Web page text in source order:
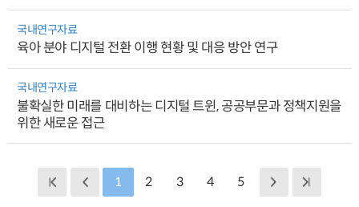
국내연구자료
육아 분야 디지털 전환 이행 현황 및 대응 방안 연구
국내연구자료
불확실한 미래를 대비하는 디지털 트윈, 공공부문과 정책지원을
위한 새로운 접근
1 2 3 4 5